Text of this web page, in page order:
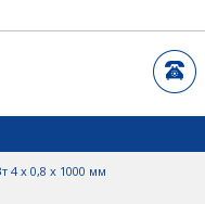
4 х 0,8 х 1000 мм